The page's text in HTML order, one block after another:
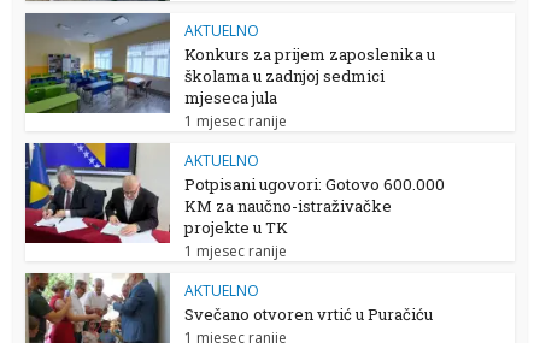
AKTUELNO
Konkurs za prijem zaposlenika u
školama u zadnjoj sedmici
mjeseca jula
1 mjesec ranije
AKTUELNO
Potpisani ugovori: Gotovo 600.000
KM za naučno-istraživačke
projekte u TK
1 mjesec ranije
AKTUELNO
Svečano otvoren vrtić u Puračiću
1 mjesec ranije